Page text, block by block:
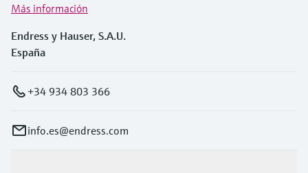
Más información
Endress y Hauser, S.A.U.
España
+34 934 803 366
info.es@endress.com